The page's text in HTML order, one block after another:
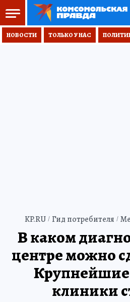
НОВОСТИ ТОЛЬКО У НАС
KP.RU Гид потребителя
В каком
центре можно
Крупнейшие
клиники